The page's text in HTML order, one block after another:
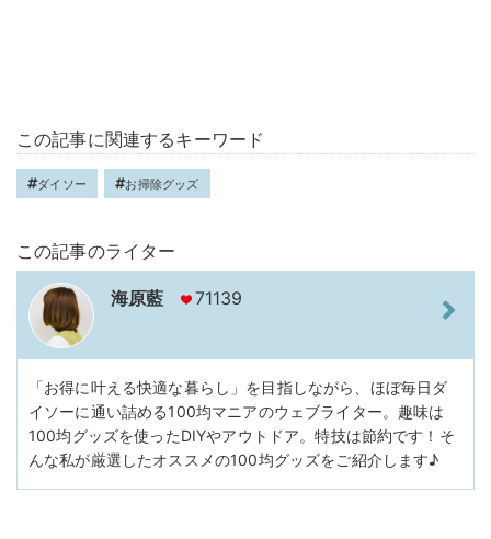
この記事に関連するキーワード
ダイソー お掃除グッズ
この記事のライター
海原藍 71139
「お得に叶える快適な暮らし」を目指しながら、ほぼ毎日ダ
イソーに通い詰める100均マニアのウェブライター。趣味は
100均グッズを使ったDIYやアウトドア。特技は節約です！そ
んな私が厳選したオススメの100均グッズをご紹介します♪